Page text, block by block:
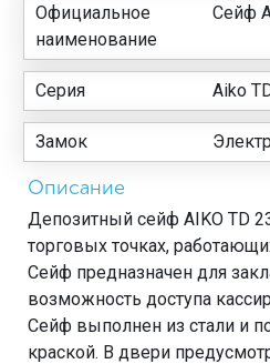
Официальное
наименование
Сейф
Серия Aiko
Замок
Описание
Депозитный сейф AIKO TD
торговых точках,
Сейф предназначен для
возможность доступа
Сейф выполнен из стали и
краской. В двери